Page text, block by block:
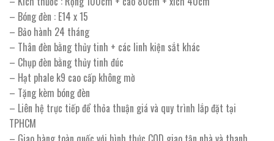
là:
8.000.000 ₫.
tại
4.875.000 ₫.
– Bóng đèn : E14 x 15
– Bảo hành 24 tháng
– Thân đèn bằng thủy tinh + các linh kiện sắt khác
– Chụp đèn bằng thủy tinh đúc
– Hạt phale k9 cao cấp không mờ
– Tặng kèm bóng đèn
– Liên hệ trực tiếp để thỏa thuận giá và quy trình lắp đặt tại
TPHCM